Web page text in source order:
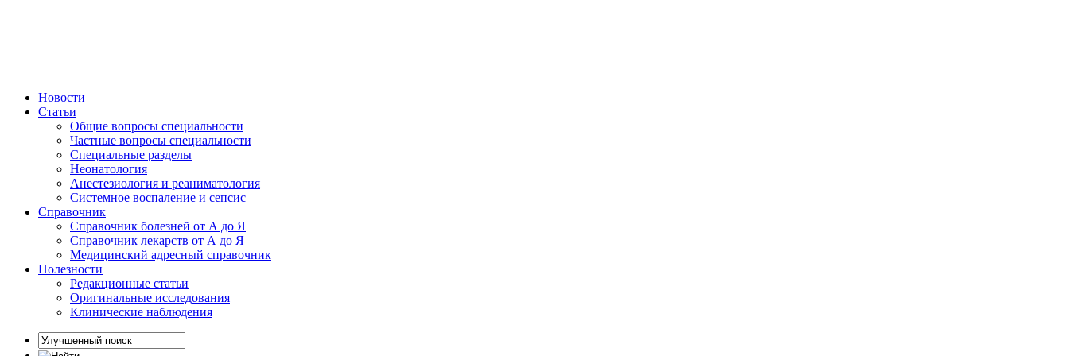
Новости
Статьи
Общие вопросы специальности
Частные вопросы специальности
Специальные разделы
Неонатология
Анестезиология и реаниматология
Системное воспаление и сепсис
Справочник
Справочник болезней от А до Я
Справочник лекарств от А до Я
Медицинский адресный справочник
Полезности
Редакционные статьи
Оригинальные исследования
Клинические наблюдения